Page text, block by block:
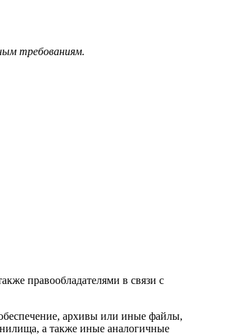
требованиям.
правообладателями в связи с
архивы или иные файлы,
а также иные аналогичные